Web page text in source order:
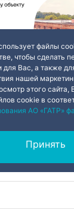
канал в
файлы
чтобы сделать
Вас, а также
нашей
этого сайта,
cookie в
АО «ГАТР»
Принять